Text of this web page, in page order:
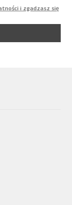
i zgadzasz się